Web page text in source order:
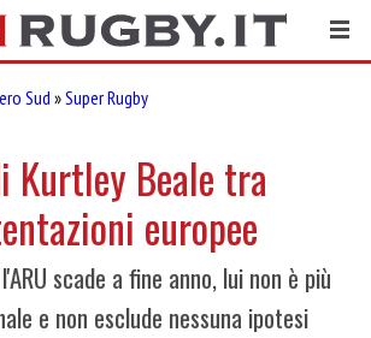
Sud »Super Rugby
Beale tra
europee
scade a fine anno, lui non è più
e non esclude nessuna ipotesi